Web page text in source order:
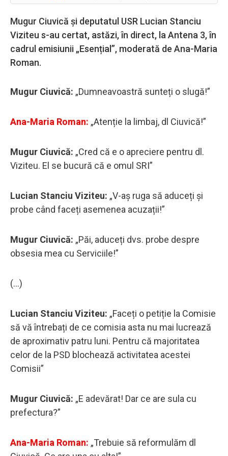
Mugur Ciuvică și deputatul USR Lucian Stanciu
Viziteu s-au certat, astăzi, în direct, la Antena 3, în
cadrul emisiunii „Esențial”, moderată de Ana-Maria
Roman.
Mugur Ciuvică: „Dumneavoastră sunteți o slugă!”
Ana-Maria Roman: „Atenție la limbaj, dl Ciuvică!”
Mugur Ciuvică: „Cred că e o apreciere pentru dl.
Viziteu. El se bucură că e omul SRI”
Lucian Stanciu Viziteu: „V-aș ruga să aduceți și
probe când faceți asemenea acuzații!”
Mugur Ciuvică: „Păi, aduceți dvs. probe despre
obsesia mea cu Serviciile!”
(...)
Lucian Stanciu Viziteu: „Faceți o petiție la Comisie
să vă întrebați de ce comisia asta nu mai lucrează
de aproximativ patru luni. Pentru că majoritatea
celor de la PSD blochează activitatea acestei
Comisii”
Mugur Ciuvică: „E adevărat! Dar ce are sula cu
prefectura?”
Ana-Maria Roman: „Trebuie să reformulăm dl